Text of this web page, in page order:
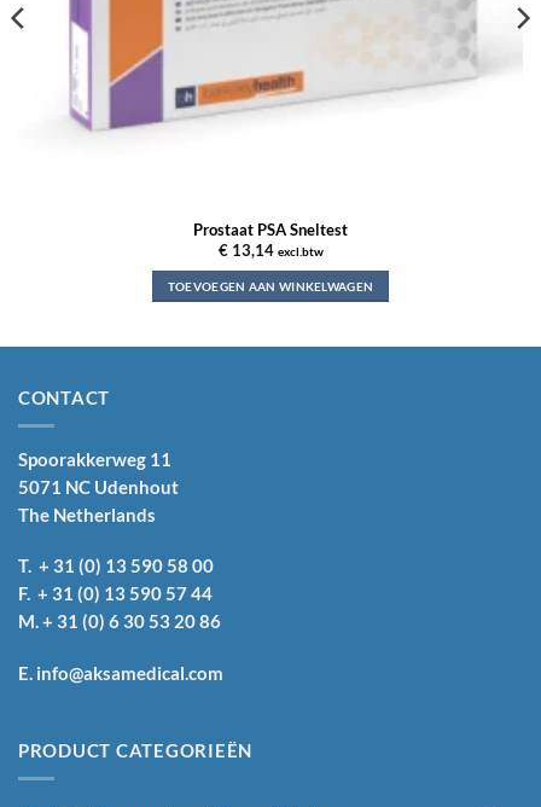
Prostaat PSA Sneltest
€13,14 excl.btw
TOEVOEGEN AAN WINKELWAGEN
CONTACT
Spoorakkerweg 11
5071 NC Udenhout
The Netherlands
T. + 31 (0) 13 590 58 00
F. + 31 (0) 13 590 57 44
M. + 31 (0) 6 30 53 20 86
E. info@aksamedical.com
PRODUCT CATEGORIEËN